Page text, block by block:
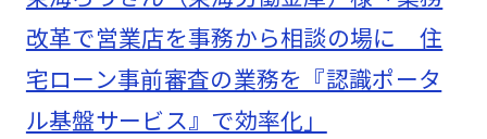
改革で営業店を事務から相談の場に 住
宅ローン事前審査の業務を『認識ポータ
ル基盤サービス』で効率化」